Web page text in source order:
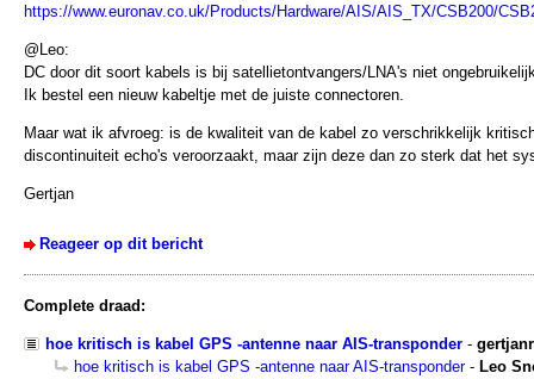
https://www.euronav.co.uk/Products/Hardware/AIS/AIS_TX/CSB200/
@Leo:
DC door dit soort kabels is bij satellietontvangers/LNA's niet
Ik bestel een nieuw kabeltje met de juiste connectoren.
Maar wat ik afvroeg: is de kwaliteit van de kabel zo verschrikkelijk
discontinuiteit echo's veroorzaakt, maar zijn deze dan zo sterk dat het
Gertjan
Reageer op dit bericht
Complete draad:
hoe kritisch is kabel GPS -antenne naar AIS-transponder -
hoe kritisch is kabel GPS -antenne naar AIS-transponder- Leo